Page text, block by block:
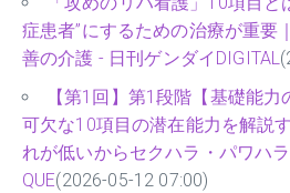
症患者”にするための治療が重要
善の介護 - 日刊ゲンダイDIGITAL
【第1回】第1段階【基礎能
可欠な10項目の潜在能力を解説
れが低いからセクハラ・パワハ
QUE(2026-05-12 07:00)